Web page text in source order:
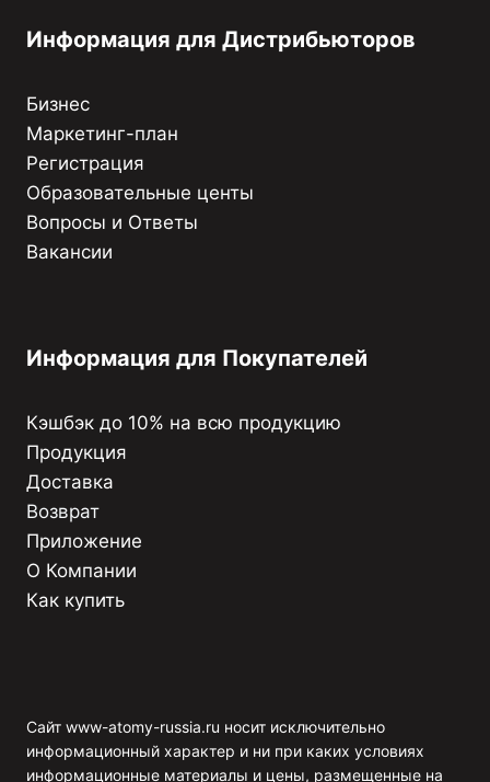
Информация для Дистрибьюторов
Бизнес
Маркетинг-план
Регистрация
Образовательные центы
Вопросы и Ответы
Вакансии
Информация для Покупателей
Кэшбэк до 10% на всю продукцию
Продукция
Доставка
Возврат
Приложение
О Компании
Как купить
Сайт www-atomy-russia.ru носит исключительно
информационный характер и ни при каких условиях
информационные материалы и цены, размещенные на